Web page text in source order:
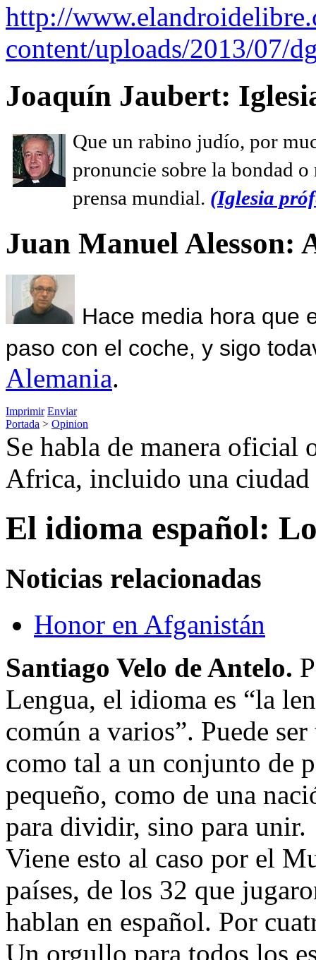
http://
content/uploads/2013/07/
Joaquín Jaubert:
Que un rabino judío, por
pronuncie sobre la bondad
prensa mundial. (Iglesia
Juan Manuel Alesson:
Hace media hora que
paso con el coche, y sigo
Alemania.
Imprimir Enviar
Portada > Opinion
Se habla de manera
Africa, incluido una ciudad
El idioma español:
Noticias relacionadas
Honor en Afganistán
Santiago Velo de Antelo.
Lengua, el idioma es “la
común a varios”. Puede
como tal a un conjunto de
pequeño, como de una
para dividir, sino para unir.
Viene esto al caso por el
países, de los 32 que
hablan en español. Por
Un orgullo para todos los